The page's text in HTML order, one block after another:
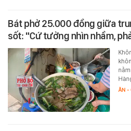
Bát phở 25.000 đồng giữa
sốt: "Cứ tưởng nhìn nhầm,
ĂN -